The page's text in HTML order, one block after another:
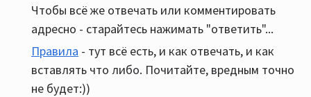
Чтобы всё же отвечать или комментировать
адресно - старайтесь нажимать "ответить"...
Правила - тут всё есть, и как отвечать, и как
вставлять что либо. Почитайте, вредным точно
не будет:))